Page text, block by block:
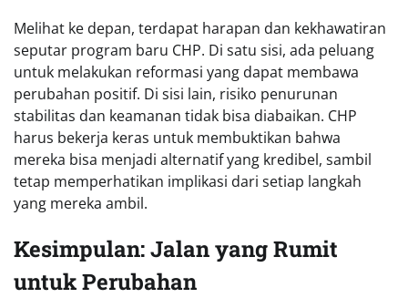
Melihat ke depan, terdapat harapan dan kekhawatiran
seputar program baru CHP. Di satu sisi, ada peluang
untuk melakukan reformasi yang dapat membawa
perubahan positif. Di sisi lain, risiko penurunan
stabilitas dan keamanan tidak bisa diabaikan. CHP
harus bekerja keras untuk membuktikan bahwa
mereka bisa menjadi alternatif yang kredibel, sambil
tetap memperhatikan implikasi dari setiap langkah
yang mereka ambil.
Kesimpulan: Jalan yang Rumit
untuk Perubahan